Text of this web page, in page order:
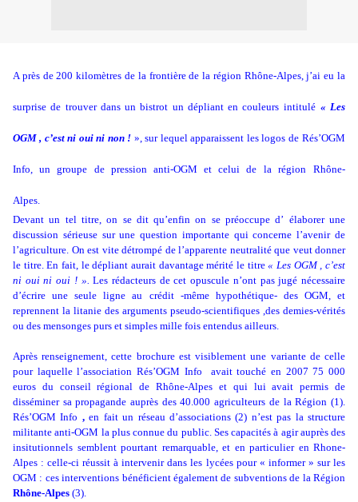
A près de 200 kilomètres de la frontière de la région Rhône-Alpes, j’ai eu la
surprise de trouver dans un bistrot un dépliant en couleurs intitulé « Les
OGM , c’est ni oui ni non ! », sur lequel apparaissent les logos de Rés’OGM
Info, un groupe de pression anti-OGM et celui de la région Rhône-
Alpes.
Devant un tel titre, on se dit qu’enfin on se préoccupe d’ élaborer une
discussion sérieuse sur une question importante qui concerne l’avenir de
l’agriculture. On est vite détrompé de l’apparente neutralité que veut donner
le titre. En fait, le dépliant aurait davantage mérité le titre« Les OGM , c’est
ni oui ni oui ! ».Les rédacteurs de cet opuscule n’ont pas jugé nécessaire
d’écrire une seule ligne au crédit -même hypothétique- des OGM, et
reprennent la litanie des arguments pseudo-scientifiques ,des demies-vérités
ou des mensonges purs et simples mille fois entendus ailleurs.
Après renseignement, cette brochure est visiblement une variante de celle
pour laquelle l’association Rés’OGM Info
avait touché en 2007 75 000
euros du conseil régional de Rhône-Alpes et qui lui avait permis de
disséminer sa propagande auprès des 40.000 agriculteurs de la Région (1).
Rés’OGM Info ,en fait un réseau d’associations (2) n’est pas la structure
militante anti-OGM la plus connue du public. Ses capacités à agir auprès des
insitutionnels semblent pourtant remarquable, et en particulier en Rhone-
Alpes : celle-ci réussit à intervenir dans les lycées pour « informer » sur les
OGM : ces interventions bénéficient également de subventions de la Région
Rhône-Alpes (3).